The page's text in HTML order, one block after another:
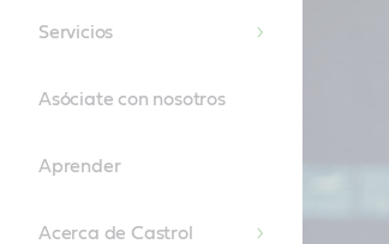
Servicios
Asóciate con nosotros
Aprender
Acerca de Castrol